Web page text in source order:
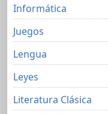
Informática
Juegos
Lengua
Leyes
Literatura Clásica